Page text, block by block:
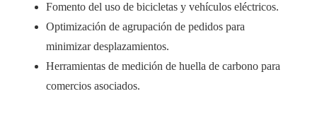
Fomento del uso de bicicletas y vehículos eléctricos.
Optimización de agrupación de pedidos para
minimizar desplazamientos.
Herramientas de medición de huella de carbono para
comercios asociados.